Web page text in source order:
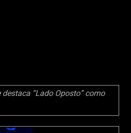
“Lado Oposto” como